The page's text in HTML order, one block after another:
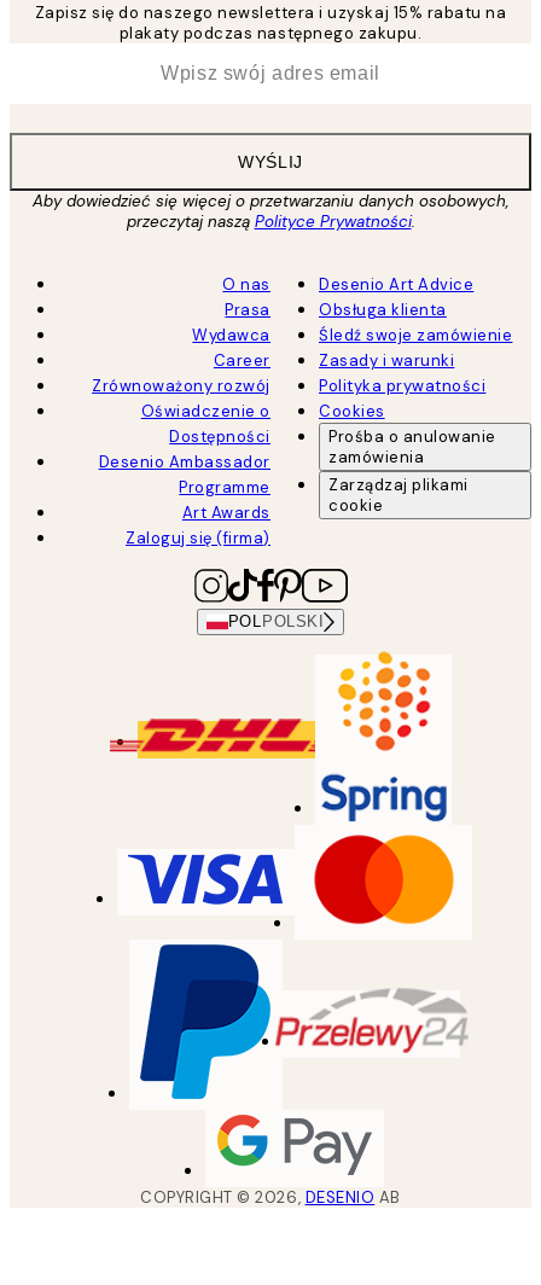
Zapisz się do naszego newslettera i uzyskaj 15% rabatu na
plakaty podczas następnego zakupu.
WYŚLIJ
Aby dowiedzieć się więcej o przetwarzaniu danych osobowych,
przeczytaj naszą Polityce Prywatności.
O nas
Prasa
Wydawca
Career
Zrównoważony rozwój
Oświadczenie o
Dostępności
Desenio Ambassador
Programme
Art Awards
Zaloguj się (firma)
Desenio Art Advice
Obsługa klienta
Śledź swoje zamówienie
Zasady i warunki
Polityka prywatności
Cookies
Prośba o anulowanie
zamówienia
Zarządzaj plikami
cookie
POL POLSKI
COPYRIGHT ©2026, DESENIO AB